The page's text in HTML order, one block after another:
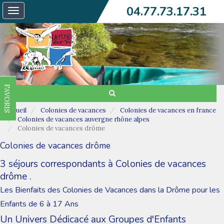
Toggle
navigation
04.77.73.17.31
FAVORIS
Accueil Colonies de vacances
Colonies de vacances en france
Colonies de vacances auvergne rhône alpes
Colonies de vacances drôme
Colonies de vacances drôme
3 séjours correspondants à Colonies de vacances
drôme .
Les Bienfaits des Colonies de Vacances dans la Drôme pour les
Enfants de 6 à 17 Ans
Un Univers Dédicacé aux Groupes d'Enfants